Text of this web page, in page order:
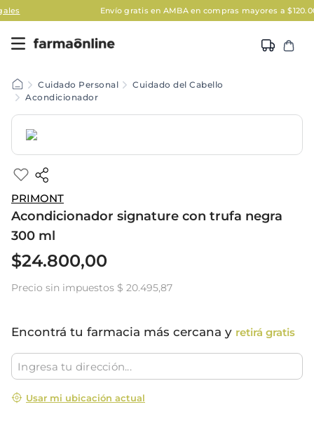
Envío gratis en AMBA en compras mayores a $120.000
Cuidado Personal
Cuidado del Cabello
Acondicionador
PRIMONT
Acondicionador signature con trufa negra
300 ml
$24.800,00
Precio sin impuestos $ 20.495,87
Encontrá tu farmacia más cercana y retirá gratis
Usar mi ubicación actual